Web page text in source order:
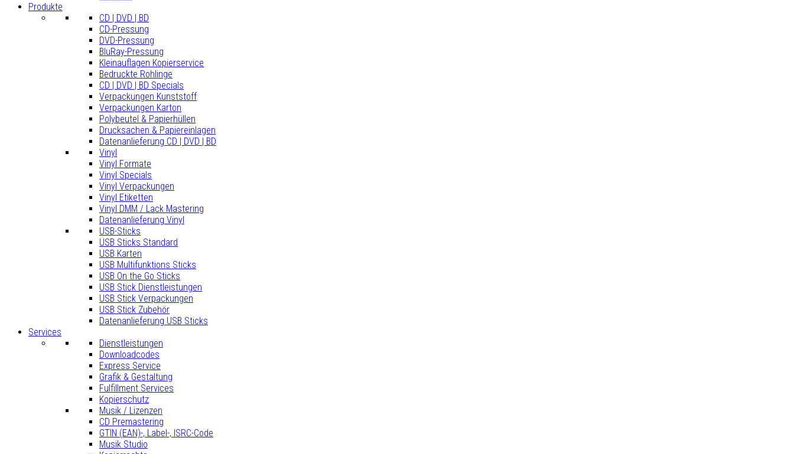
Produkte
CD | DVD | BD
CD-Pressung
DVD-Pressung
BluRay-Pressung
Kleinauflagen Kopierservice
Bedruckte Rohlinge
CD | DVD | BD Specials
Verpackungen Kunststoff
Verpackungen Karton
Polybeutel & Papierhüllen
Drucksachen & Papiereinlagen
Datenanlieferung CD | DVD | BD
Vinyl
Vinyl Formate
Vinyl Specials
Vinyl Verpackungen
Vinyl Etiketten
Vinyl DMM / Lack Mastering
Datenanlieferung Vinyl
USB-Sticks
USB Sticks Standard
USB Karten
USB Multifunktions Sticks
USB On the Go Sticks
USB Stick Dienstleistungen
USB Stick Verpackungen
USB Stick Zubehör
Datenanlieferung USB Sticks
Services
Dienstleistungen
Downloadcodes
Express Service
Grafik & Gestaltung
Fulfillment Services
Kopierschutz
Musik / Lizenzen
CD Premastering
GTIN (EAN)-, Label-, ISRC-Code
Musik Studio